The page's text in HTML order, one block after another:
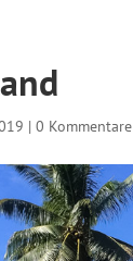
| 0 Kommentare